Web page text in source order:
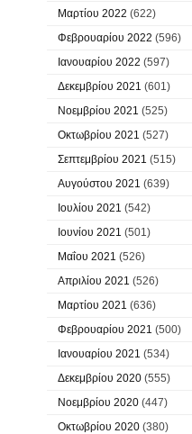
Μαρτίου 2022 (622)
Φεβρουαρίου 2022 (596)
Ιανουαρίου 2022 (597)
Δεκεμβρίου 2021 (601)
Νοεμβρίου 2021 (525)
Οκτωβρίου 2021 (527)
Σεπτεμβρίου 2021 (515)
Αυγούστου 2021 (639)
Ιουλίου 2021 (542)
Ιουνίου 2021 (501)
Μαΐου 2021 (526)
Απριλίου 2021 (526)
Μαρτίου 2021 (636)
Φεβρουαρίου 2021 (500)
Ιανουαρίου 2021 (534)
Δεκεμβρίου 2020 (555)
Νοεμβρίου 2020 (447)
Οκτωβρίου 2020 (380)